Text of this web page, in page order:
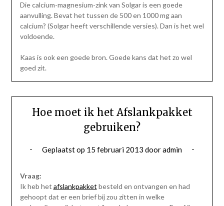
Die calcium-magnesium-zink van Solgar is een goede
aanvulling. Bevat het tussen de 500 en 1000 mg aan
calcium? (Solgar heeft verschillende versies). Dan is het wel
voldoende.
Kaas is ook een goede bron. Goede kans dat het zo wel
goed zit.
Hoe moet ik het Afslankpakket
gebruiken?
Geplaatst op 15 februari 2013 dooradmin
Vraag:
Ik heb het afslankpakket besteld en ontvangen en had
gehoopt dat er een brief bij zou zitten in welke